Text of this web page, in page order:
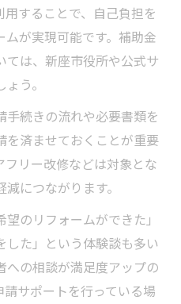
することで、自己負担を
が実現可能です。補助金
ては、新座市役所や公式サ
う。
続きの流れや必要書類を
を済ませておくことが重要
リー改修などは対象とな
につながります。
のリフォームができた」
した」という体験談も多い
への相談が満足度アップの
サポートを行っている場